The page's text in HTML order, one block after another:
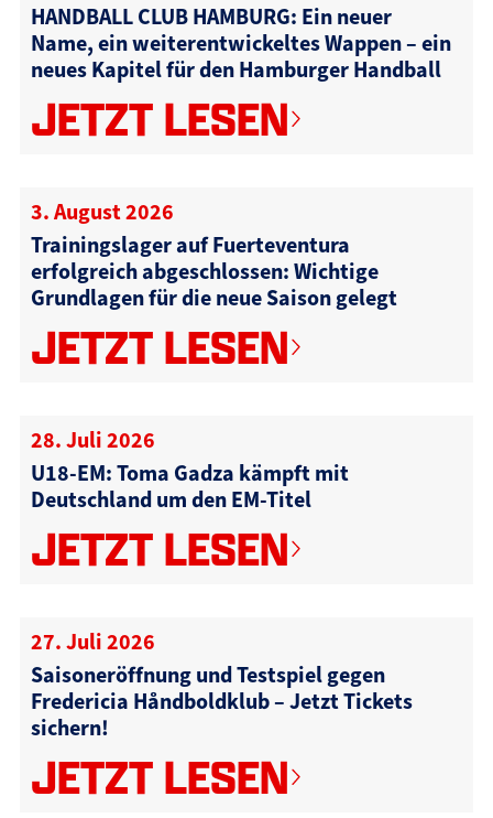
HANDBALL CLUB HAMBURG: Ein neuer
Name, ein weiterentwickeltes Wappen – ein
neues Kapitel für den Hamburger Handball
JETZT LESEN
3. August 2026
Trainingslager auf Fuerteventura
erfolgreich abgeschlossen: Wichtige
Grundlagen für die neue Saison gelegt
JETZT LESEN
28. Juli 2026
U18-EM: Toma Gadza kämpft mit
Deutschland um den EM-Titel
JETZT LESEN
27. Juli 2026
Saisoneröffnung und Testspiel gegen
Fredericia Håndboldklub – Jetzt Tickets
sichern!
JETZT LESEN